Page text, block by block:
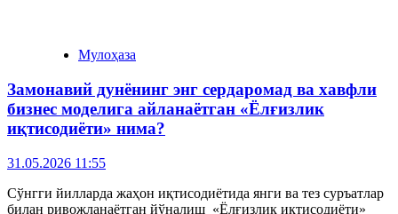
Мулоҳаза
Замонавий дунёнинг энг сердаромад ва хавфли
бизнес моделига айланаётган «Ёлғизлик
иқтисодиёти» нима?
31.05.2026 11:55
Сўнгги йилларда жаҳон иқтисодиётида янги ва тез суръатлар
билан ривожланаётган йўналиш «Ёлғизлик иқтисодиёти»